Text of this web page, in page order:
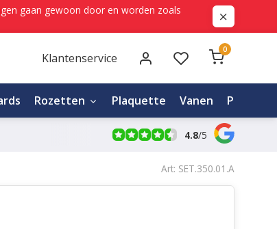
gaan gewoon door en worden zoals
Klantenservice
0
Rozetten Plaquette Vanen
4.8/5
Art: SET.350.01.A